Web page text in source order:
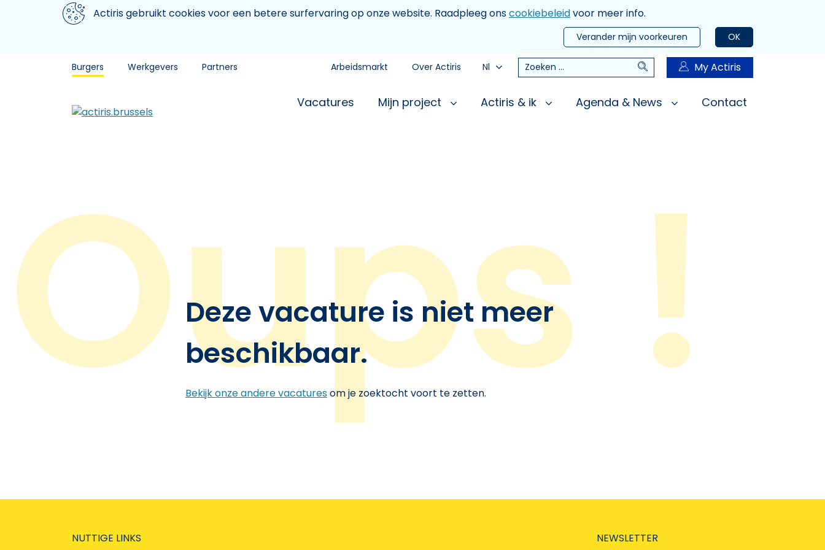
Aller au contenu principal
We gebruiken cookiesActiris gebruikt cookies voor een betere surfervaring op onze website. Raadpleeg onscookiebeleidvoor meer info.
OK
Verander mijn voorkeuren
Burgers Werkgevers Partners Arbeidsmarkt Over Actiris Nl Zoeken Zoeken My Actiris
Vacatures Mijn project Actiris & ik Agenda & News Contact
Deze vacature is niet meer
beschikbaar.
Bekijk onze andere vacaturesom je zoektocht voort te zetten.
NUTTIGE LINKS NEWSLETTER